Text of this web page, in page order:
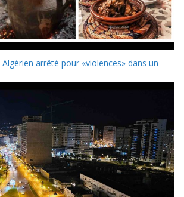
arrêté pour «violences» dans un